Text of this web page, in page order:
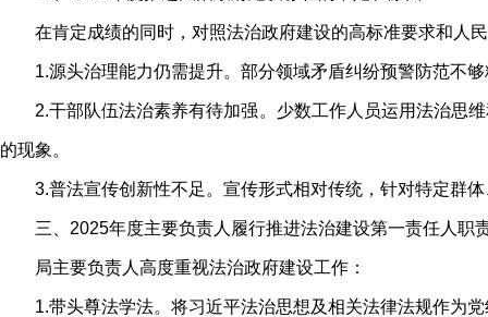
在肯定成绩的同时，对照法治政府建设的高标准要求和人
1.源头治理能力仍需提升。部分领域矛盾纠纷预警防范不
2.干部队伍法治素养有待加强。少数工作人员运用法治思
的现象。
3.普法宣传创新性不足。宣传形式相对传统，针对特定群
三、2025年度主要负责人履行推进法治建设第一责任人职
局主要负责人高度重视法治政府建设工作：
1.带头尊法学法。将习近平法治思想及相关法律法规作为